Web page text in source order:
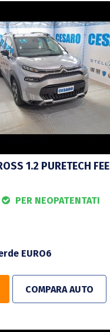
1.2 PURETECH
PER NEOPATENTATI
EURO6
COMPARA AUTO